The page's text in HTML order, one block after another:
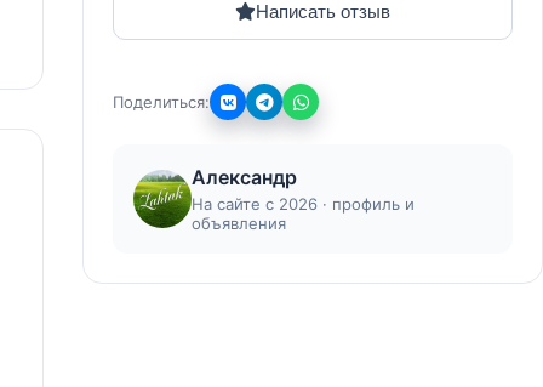
Написать отзыв
Поделиться:
Александр
На сайте с 2026 · профиль и
объявления